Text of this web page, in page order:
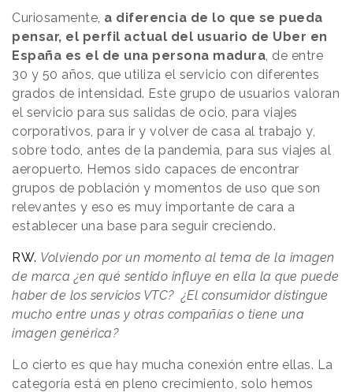
Curiosamente, a diferencia de lo que se pueda
pensar, el perfil actual del usuario de Uber en
España es el de una persona madura , de entre
30 y 50 años, que utiliza el servicio con diferentes
grados de intensidad. Este grupo de usuarios valoran
el servicio para sus salidas de ocio, para viajes
corporativos, para ir y volver de casa al trabajo y,
sobre todo, antes de la pandemia, para sus viajes al
aeropuerto. Hemos sido capaces de encontrar
grupos de población y momentos de uso que son
relevantes y eso es muy importante de cara a
establecer una base para seguir creciendo.
RW. Volviendo por un momento al tema de la imagen
de marca ¿en qué sentido influye en ella la que puede
haber de los servicios VTC? ¿El consumidor distingue
mucho entre unas y otras compañías o tiene una
imagen genérica?
Lo cierto es que hay mucha conexión entre ellas. La
categoría está en pleno crecimiento, solo hemos